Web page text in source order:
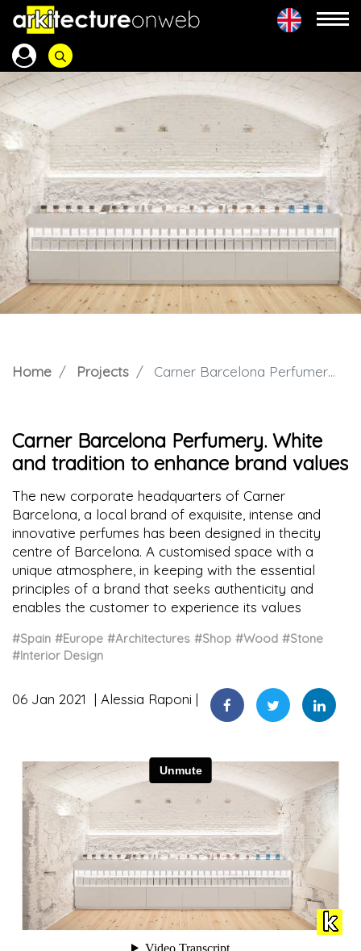
Home Projects Carner Barcelona Perfumery. White and tradition to enhance brand values
Carner Barcelona Perfumery. White
and tradition to enhance brand values
The new corporate headquarters of Carner
Barcelona, a local brand of exquisite, intense and
innovative perfumes has been designed in thecity
centre of Barcelona. A customised space with a
unique atmosphere, in keeping with the essential
principles of a brand that seeks authenticity and
enables the customer to experience its values
#Spain #Europe #Architectures #Shop #Wood #Stone
#Interior Design
06 Jan 2021 Alessia Raponi